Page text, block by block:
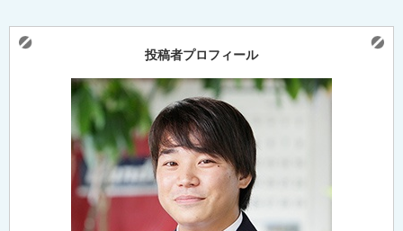
投稿者プロフィール